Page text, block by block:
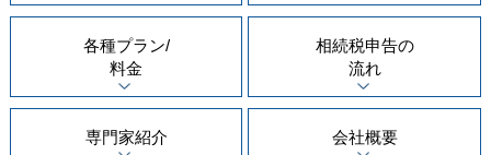
各種プラン/
料金
相続税申告の
流れ
専門家紹介 会社概要